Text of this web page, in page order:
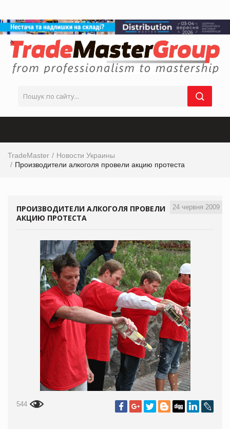
TradeMaster
Новости Украины
Производители алкоголя провели акцию протеста
24 червня 2009
ПРОИЗВОДИТЕЛИ АЛКОГОЛЯ ПРОВЕЛИ
АКЦИЮ ПРОТЕСТА
544